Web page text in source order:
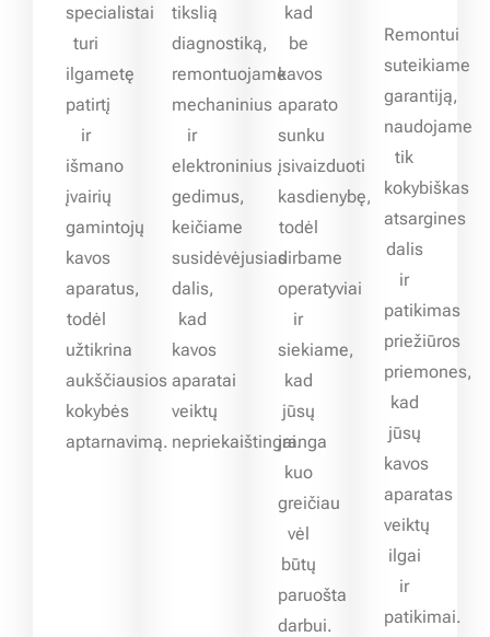
specialistai
turi
ilgametę
patirtį
ir
išmano
įvairių
gamintojų
kavos
aparatus,
todėl
užtikrina
aukščiausios
kokybės
aptarnavimą.
tikslią
diagnostiką,
remontuojame
mechaninius
ir
elektroninius
gedimus,
keičiame
susidėvėjusias
dalis,
kad
kavos
aparatai
veiktų
nepriekaištingai.
kad
be
kavos
aparato
sunku
įsivaizduoti
kasdienybę,
todėl
dirbame
operatyviai
ir
siekiame,
kad
jūsų
įranga
kuo
greičiau
vėl
būtų
paruošta
darbui.
Remontui
suteikiame
garantiją,
naudojame
tik
kokybiškas
atsargines
dalis
ir
patikimas
priežiūros
priemones,
kad
jūsų
kavos
aparatas
veiktų
ilgai
ir
patikimai.